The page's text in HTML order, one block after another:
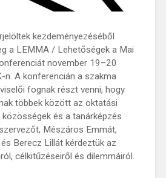
kezdeményezéséből
a LEMMA / Lehetőségek a Mai
november 19–20
n. A konferencián a szakma
fognak részt venni, hogy
többek között az oktatási
és a tanárképzés
Mészáros Emmát,
Berecz Lillát kérdeztük az
célkitűzéseiről és dilemmáiról.